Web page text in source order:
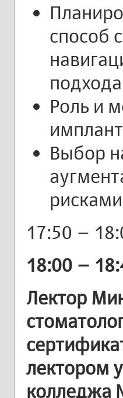
способ
Роль и
Выбор
17:50 –
18:00 –
Лектор
лектором
колледжа